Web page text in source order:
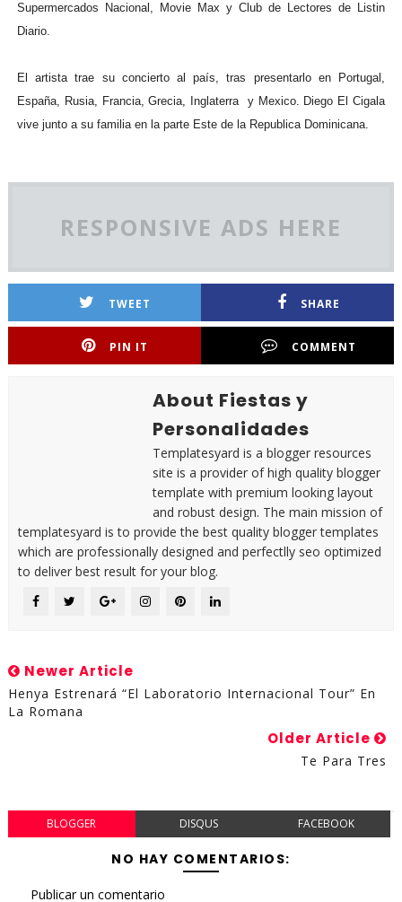
Supermercados Nacional, Movie Max y Club de Lectores de Listin
Diario.
El artista trae su concierto al país, tras presentarlo en Portugal,
España, Rusia, Francia, Grecia, Inglaterra y Mexico. Diego El Cigala
vive junto a su familia en la parte Este de la Republica Dominicana.
RESPONSIVE ADS HERE
TWEET SHARE
PIN IT COMMENT
About Fiestas y
Personalidades
Templatesyard is a blogger resources
site is a provider of high quality blogger
template with premium looking layout
and robust design. The main mission of
templatesyard is to provide the best quality blogger templates
which are professionally designed and perfectlly seo optimized
to deliver best result for your blog.
Newer Article
Henya Estrenará “El Laboratorio Internacional Tour” En
La Romana
Older Article
Te Para Tres
BLOGGER DISQUS FACEBOOK
NO HAY COMENTARIOS:
Publicar un comentario